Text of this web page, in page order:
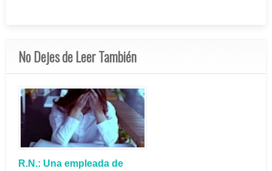
No Dejes de Leer También
R.N.: Una empleada de